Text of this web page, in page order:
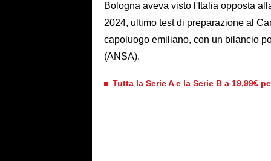
Bologna aveva visto l'Italia opposta
2024, ultimo test di preparazione al
capoluogo emiliano, con un bilancio
(ANSA).
Tutta la Serie A e la Serie B a 19,99€